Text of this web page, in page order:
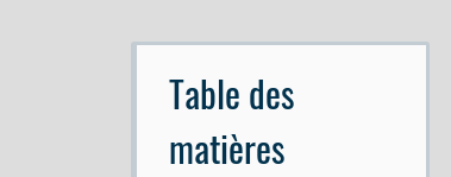
Table des
matières